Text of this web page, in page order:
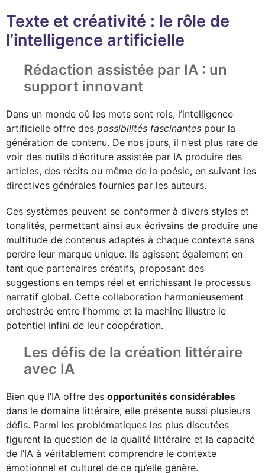
Texte et créativité : le rôle de
l’intelligence artificielle
Rédaction assistée par IA : un
support innovant
Dans un monde où les mots sont rois, l’intelligence
artificielle offre des possibilités fascinantes pour la
génération de contenu. De nos jours, il n’est plus rare de
voir des outils d’écriture assistée par IA produire des
articles, des récits ou même de la poésie, en suivant les
directives générales fournies par les auteurs.
Ces systèmes peuvent se conformer à divers styles et
tonalités, permettant ainsi aux écrivains de produire une
multitude de contenus adaptés à chaque contexte sans
perdre leur marque unique. Ils agissent également en
tant que partenaires créatifs, proposant des
suggestions en temps réel et enrichissant le processus
narratif global. Cette collaboration harmonieusement
orchestrée entre l’homme et la machine illustre le
potentiel infini de leur coopération.
Les défis de la création littéraire
avec IA
Bien que l’IA offre des opportunités considérables
dans le domaine littéraire, elle présente aussi plusieurs
défis. Parmi les problématiques les plus discutées
figurent la question de la qualité littéraire et la capacité
de l’IA à véritablement comprendre le contexte
émotionnel et culturel de ce qu’elle génère.